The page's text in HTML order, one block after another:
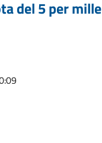
del 5 per mille